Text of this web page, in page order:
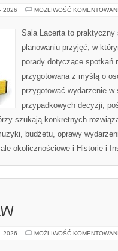
2026 MOŻLIWOŚĆ
Sala Lacerta to praktyczny
planowaniu przyjęć, w
porady dotyczące spotkań
przygotowana z myślą o
przygotować wydarzenie
przypadkowych decyzji,
szukają konkretnych
budżetu, oprawy
okolicznościowe i Historie i
2026 MOŻLIWOŚĆ